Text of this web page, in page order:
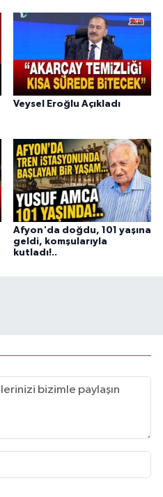
Veysel Eroğlu Açıkladı
Afyon'da doğdu, 101 yaşına
geldi, komşularıyla
kutladı!..